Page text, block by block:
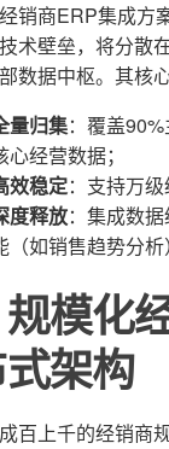
销商ERP集成方
术壁垒，将分散
数据中枢。其核
量归集：覆盖
经营数据；
效稳定：支持万
度释放：集成数
（如销售趋势分析
模化
架构
百上千的经销商